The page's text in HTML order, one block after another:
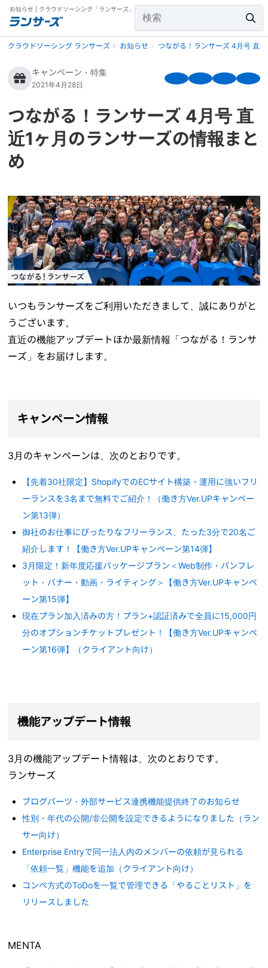
お知らせ | クラウドソーシング「ランサーズ」
クラウドソーシング ランサーズ お知らせ つながる！ランサーズ 4月号 直
キャンペーン・特集
2021年4月28日
つながる！ランサーズ 4月号 直
近1ヶ月のランサーズの情報まと
め
いつもランサーズをご利用いただきまして、誠にありがと
うございます。
直近の機能アップデートほか最新情報「つながる！ランサ
ーズ」をお届けします。
キャンペーン情報
3月のキャンペーンは、次のとおりです。
【先着30社限定】ShopifyでのECサイト構築・運用に強いフリ
ーランスを3名まで無料でご紹介！（働き方Ver.UPキャンペー
ン第13弾）
御社のお仕事にぴったりなフリーランス、たった3分で20名ご
紹介します！【働き方Ver.UPキャンペーン第14弾】
3月限定！新年度応援パッケージプラン＜Web制作・パンフレ
ット・バナー・動画・ライティング＞【働き方Ver.UPキャンペ
ーン第15弾】
現在プラン加入済みの方！プラン+認証済みで全員に15,000円
分のオプションチケットプレゼント！【働き方Ver.UPキャンペ
ーン第16弾】（クライアント向け）
機能アップデート情報
3月の機能アップデート情報は、次のとおりです。
ランサーズ
ブログパーツ・外部サービス連携機能提供終了のお知らせ
性別・年代の公開/非公開を設定できるようになりました（ラン
サー向け）
Enterprise Entryで同一法人内のメンバーの依頼が見られる
「依頼一覧」機能を追加（クライアント向け）
コンペ方式のToDoを一覧で管理できる「やることリスト」を
リリースしました
MENTA